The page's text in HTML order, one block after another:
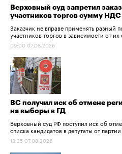
Верховный суд запретил
участников торгов сумму НДС
Заказчик не вправе применять разный
участников торгов в зависимости от
09:00 07.08.2026
ВС получил иск об отмене
на выборы в ГД
Верховный суд РФ поступил иск об
списка кандидатов в депутаты от
13:25 07.08.2026